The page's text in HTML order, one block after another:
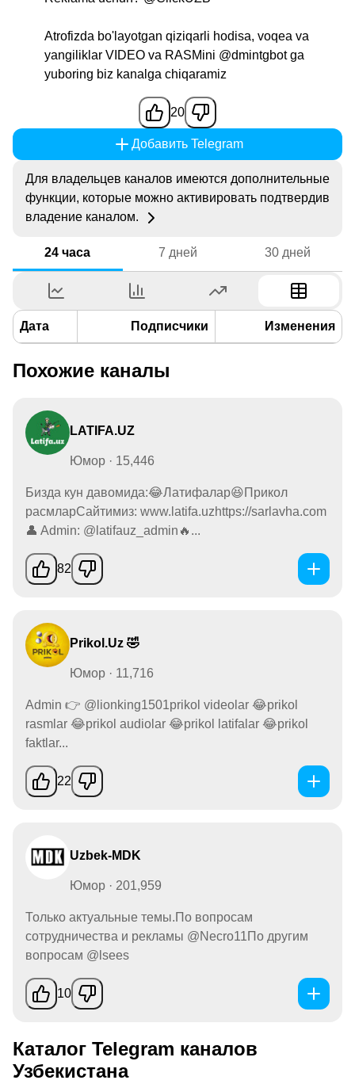
Atrofizda bo'layotgan qiziqarli hodisa, voqea va
yangiliklar VIDEO va RASMini @dmintgbotga
yuboring biz kanalga chiqaramiz
20
Добавить Telegram
Для владельцев каналов имеются дополнительные
функции, которые можно активировать подтвердив
владение каналом.
24 часа 7 дней 30 дней
Дата Подписчики Изменения
Похожие каналы
LATIFA.UZ
Юмор · 15,446
Бизда кун давомида:😂Латифалар😆Прикол
расмларСайтимиз: www.latifa.uzhttps://sarlavha.com
👤 Admin: @latifauz_admin🔥...
82
Prikol.Uz 🤣
Юмор · 11,716
Admin 👉 @lionking1501prikol videolar 😂prikol
rasmlar 😂prikol audiolar 😂prikol latifalar 😂prikol
faktlar...
22
Uzbek-MDK
Юмор · 201,959
Только актуальные темы.По вопросам
сотрудничества и рекламы @Necro11По другим
вопросам @lsees
10
Каталог Telegram каналов
Узбекистана